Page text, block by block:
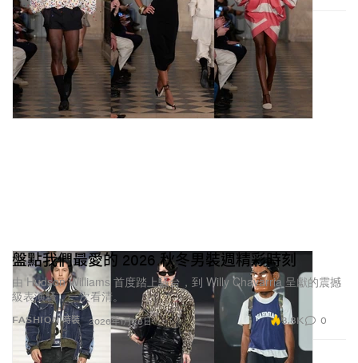
FASHION 時裝
盤點我們最愛的 2026 秋冬男裝週精彩時刻
由 Hudson Williams 首度踏上騷台，到 Willy Chavarria 呈獻的震撼
級表演騷，一次看清。
2026年1月26日 3.8K 0